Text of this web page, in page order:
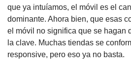
que ya intuíamos, el móvil es el
dominante. Ahora bien, que esas
el móvil no significa que se hagan
la clave. Muchas tiendas se
responsive, pero eso ya no basta.